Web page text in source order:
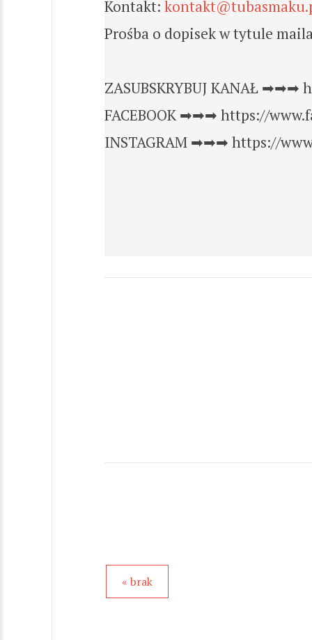
Kontakt:
Prośba o dopisek w tytule
ZASUBSKRYBUJ KANAŁ ➡➡➡
FACEBOOK ➡➡➡ https://
INSTAGRAM ➡➡➡ https://
« brak